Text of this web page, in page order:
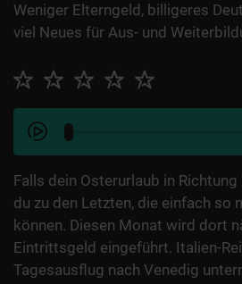
Weniger Elterngeld, billigeres
viel Neues für Aus- und
Falls dein Osterurlaub in
du zu den Letzten, die einfach so
können. Diesen Monat wird dort
Eintrittsgeld eingeführt. Italien-
Tagesausflug nach Venedig